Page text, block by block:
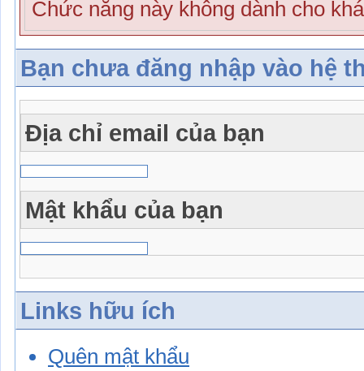
Chức năng này không dành cho
Bạn chưa đăng nhập vào hệ
Địa chỉ email của bạn
Mật khẩu của bạn
Links hữu ích
Quên mật khẩu